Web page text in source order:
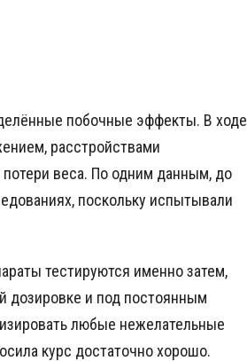
побочные эффекты. В ходе
расстройствами
веса. По одним данным, до
поскольку испытывали
тестируются именно затем,
дозировке и под постоянным
любые нежелательные
курс достаточно хорошо.